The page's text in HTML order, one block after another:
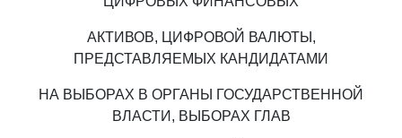
АКТИВОВ, ЦИФРОВОЙ ВАЛЮТЫ,
ПРЕДСТАВЛЯЕМЫХ КАНДИДАТАМИ
НА ВЫБОРАХ В ОРГАНЫ ГОСУДАРСТВЕННОЙ
ВЛАСТИ, ВЫБОРАХ ГЛАВ